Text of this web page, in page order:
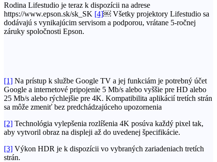
Rodina Lifestudio je teraz k dispozícii na adrese
https://www.epson.sk/sk_SK [4]￼ Všetky projektory Lifestudio sa
dodávajú s vynikajúcim servisom a podporou, vrátane 5-ročnej
záruky spoločnosti Epson.
[1] Na prístup k službe Google TV a jej funkciám je potrebný účet
Google a internetové pripojenie 5 Mb/s alebo vyššie pre HD alebo
25 Mb/s alebo rýchlejšie pre 4K. Kompatibilita aplikácií tretích strán
sa môže zmeniť bez predchádzajúceho upozornenia
[2] Technológia vylepšenia rozlíšenia 4K posúva každý pixel tak,
aby vytvoril obraz na displeji až do uvedenej špecifikácie.
[3] Výkon HDR je k dispozícii vo vybraných zariadeniach tretích
strán.